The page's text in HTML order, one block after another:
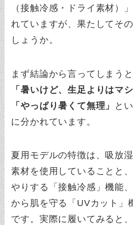
（接触冷感・ドライ素材）
れていますが、果たしてそ
しょうか。
まず結論から言ってしまう
「暑いけど、生足よりはマシ
「やっぱり暑くて無理」
と
に分かれています。
夏用モデルの特徴は、吸放
素材を使用していることと
やりする「接触冷感」機能
から肌を守る「UVカット」
です。実際に履いてみると